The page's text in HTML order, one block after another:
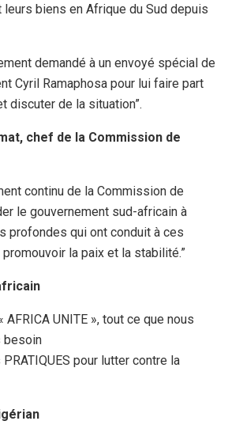
biens en Afrique du Sud depuis
demandé à un envoyé spécial de
Cyril Ramaphosa pour lui faire part
discuter de la situation”.
chef de la Commission de
continu de la Commission de
le gouvernement sud-africain à
profondes qui ont conduit à ces
la paix et la stabilité.”
AFRICA UNITE », tout ce que nous
besoin
pour lutter contre la